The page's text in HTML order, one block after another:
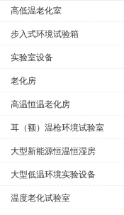
高低温老化室
步入式环境试验箱
实验室设备
老化房
高温恒温老化房
耳（额）温枪环境试验室
大型新能源恒温恒湿房
大型低温环境实验设备
温度老化试验室